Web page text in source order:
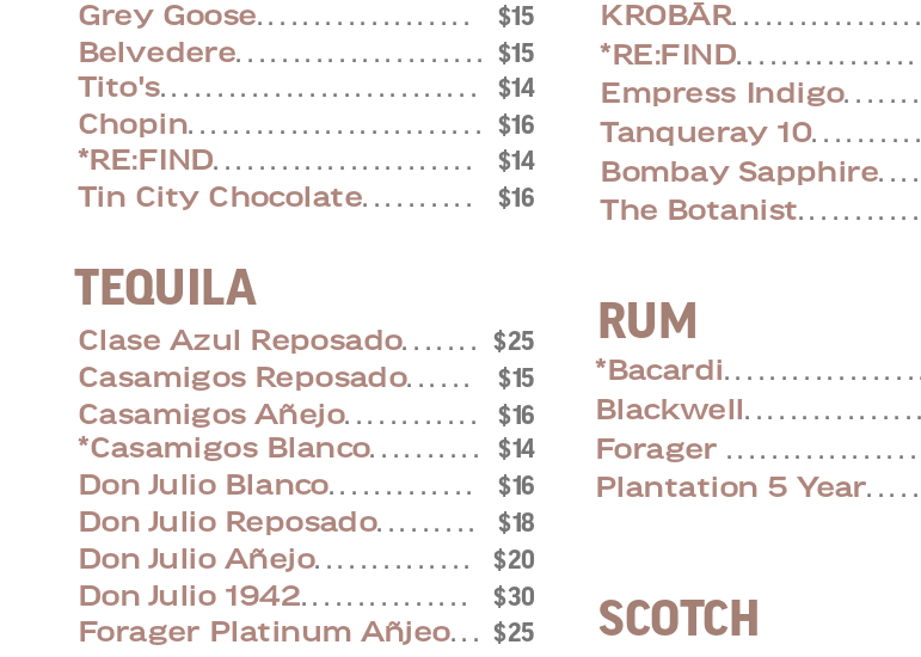
Grey Goose. . . . . . . . . . . . . . . . . . . $15
Belvedere. . . . . . . . . . . . . . . . . . . . . . $15
Tito's. . . . . . . . . . . . . . . . . . . . . . . . . . . . $14
Chopin. . . . . . . . . . . . . . . . . . . . . . . . . . $16
*RE:FIND. . . . . . . . . . . . . . . . . . . . . . . $14
Tin City Chocolate. . . . . . . . . . $16
TEQUILA
Clase Azul Reposado. . . . . . . $25
Casamigos Reposado. . . . . . $15
Casamigos Añejo. . . . . . . . . . . . $16
*Casamigos Blanco. . . . . . . . . . $14
Don Julio Blanco. . . . . . . . . . . . . $16
Don Julio Reposado. . . . . . . . . $18
Don Julio Añejo. . . . . . . . . . . . . . $20
Don Julio 1942. . . . . . . . . . . . . . . $30
Forager Platinum Añjeo. . . $25
KROBĀR. . . . . . . . . . . . . . . .
*RE:FIND. . . . . . . . . . . . . . . .
Empress Indigo. . . . . .
Tanqueray 10. . . . . . . . .
Bombay Sapphire. . .
The Botanist. . . . . . . . . .
RUM
*Bacardi. . . . . . . . . . . . . . . . .
Blackwell . . . . . . . . . . . . . . .
Forager . . . . . . . . . . . . . . . . .
Plantation 5 Year. . . .
SCOTCH